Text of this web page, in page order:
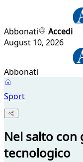
Abbonati
Accedi
August 10, 2026
Abbonati
Sport
Nel salto con
tecnologico